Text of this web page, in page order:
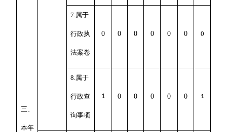
三、
本年
7.属于
行政执
法案卷
0 0 0 0 0 0 0
8.属于
行政查
询事项
1 0 0 0 0 0 1